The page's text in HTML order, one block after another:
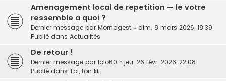
Amenagement local de repetition — le votre
ressemble a quoi ?
Dernier message par Mornagest « dim. 8 mars 2026, 18:39
Publié dans Actualités
De retour !
Dernier message par lolo60 « jeu. 26 févr. 2026, 22:08
Publié dans Toi, ton kit